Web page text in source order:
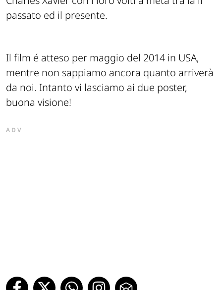
passato ed il presente.
Il film é atteso per maggio del 2014 in USA,
mentre non sappiamo ancora quanto arriverà
da noi. Intanto vi lasciamo ai due poster,
buona visione!
ADV